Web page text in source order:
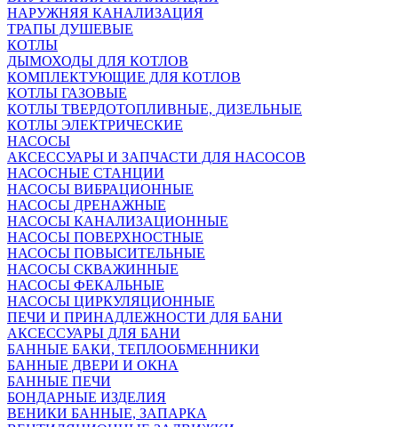
НАРУЖНЯЯ КАНАЛИЗАЦИЯ
ТРАПЫ ДУШЕВЫЕ
КОТЛЫ
ДЫМОХОДЫ ДЛЯ КОТЛОВ
КОМПЛЕКТУЮЩИЕ ДЛЯ КОТЛОВ
КОТЛЫ ГАЗОВЫЕ
КОТЛЫ ТВЕРДОТОПЛИВНЫЕ, ДИЗЕЛЬНЫЕ
КОТЛЫ ЭЛЕКТРИЧЕСКИЕ
НАСОСЫ
АКСЕССУАРЫ И ЗАПЧАСТИ ДЛЯ НАСОСОВ
НАСОСНЫЕ СТАНЦИИ
НАСОСЫ ВИБРАЦИОННЫЕ
НАСОСЫ ДРЕНАЖНЫЕ
НАСОСЫ КАНАЛИЗАЦИОННЫЕ
НАСОСЫ ПОВЕРХНОСТНЫЕ
НАСОСЫ ПОВЫСИТЕЛЬНЫЕ
НАСОСЫ СКВАЖИННЫЕ
НАСОСЫ ФЕКАЛЬНЫЕ
НАСОСЫ ЦИРКУЛЯЦИОННЫЕ
ПЕЧИ И ПРИНАДЛЕЖНОСТИ ДЛЯ БАНИ
АКСЕССУАРЫ ДЛЯ БАНИ
БАННЫЕ БАКИ, ТЕПЛООБМЕННИКИ
БАННЫЕ ДВЕРИ И ОКНА
БАННЫЕ ПЕЧИ
БОНДАРНЫЕ ИЗДЕЛИЯ
ВЕНИКИ БАННЫЕ, ЗАПАРКА